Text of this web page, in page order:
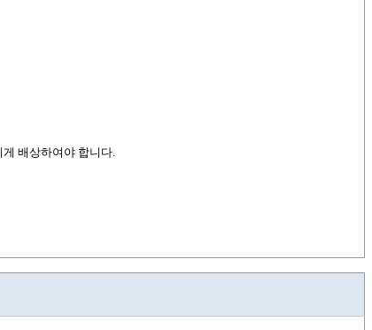
배상하여야 합니다.